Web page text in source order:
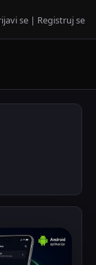
se | Registruj se